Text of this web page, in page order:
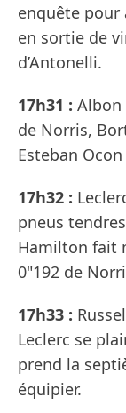
enquête pour
en sortie de
d’Antonelli.
17h31 : Albon
de Norris,
Esteban
17h32 :
pneus
Hamilton fait
0"192 de
17h33 :
Leclerc se
prend la
équipier.